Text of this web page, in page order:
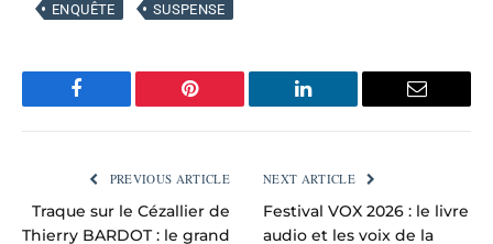
ENQUÊTE SUSPENSE
Facebook Pinterest LinkedIn Email
PREVIOUS ARTICLE
Traque sur le Cézallier de
Thierry BARDOT : le grand
NEXT ARTICLE
Festival VOX 2026 : le livre
audio et les voix de la